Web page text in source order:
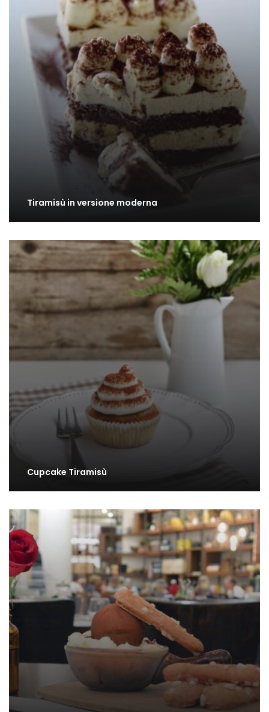
Tiramisù in versione moderna
Cupcake Tiramisù